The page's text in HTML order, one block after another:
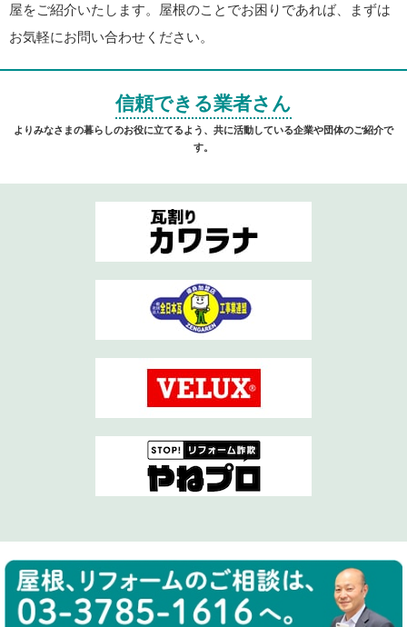
屋をご紹介いたします。屋根のことでお困りであれば、まずは
お気軽にお問い合わせください。
信頼できる業者さん
よりみなさまの暮らしのお役に立てるよう、共に活動している企業や団体のご紹介で
す。